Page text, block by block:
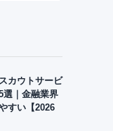
カウトサービ
選｜金融業界
すい【2026